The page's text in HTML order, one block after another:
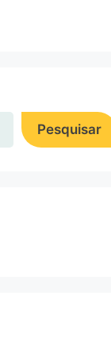
Pesquisar